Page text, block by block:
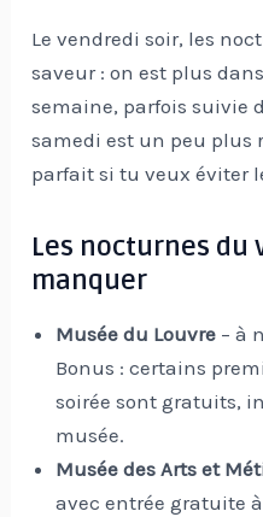
Le vendredi soir, les
saveur : on est plus
semaine, parfois suivie
samedi est un peu plus
parfait si tu veux éviter
Les nocturnes du
manquer
Musée du Louvre – à
Bonus : certains
soirée sont gratuits,
musée.
Musée des Arts et
avec entrée gratuite